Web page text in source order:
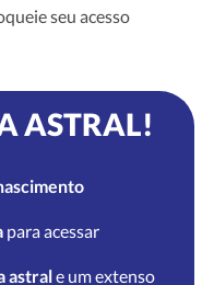
seu acesso
ASTRAL!
para acessar
astrale um extenso